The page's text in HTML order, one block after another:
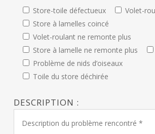
Store-toile défectueux
Volet-
Store à lamelles coincé
Volet-roulant ne remonte plus
Store à lamelle ne remonte plus
Problème de nids d’oiseaux
Toile du store déchirée
DESCRIPTION :